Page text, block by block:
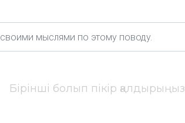
Бірінші болып пікір қалдырыңыз